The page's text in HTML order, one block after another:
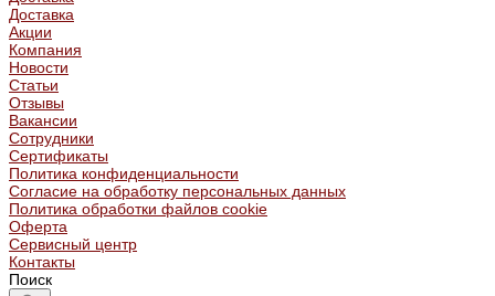
Доставка
Акции
Компания
Новости
Статьи
Отзывы
Вакансии
Сотрудники
Сертификаты
Политика конфиденциальности
Согласие на обработку персональных данных
Политика обработки файлов cookie
Оферта
Сервисный центр
Контакты
Поиск